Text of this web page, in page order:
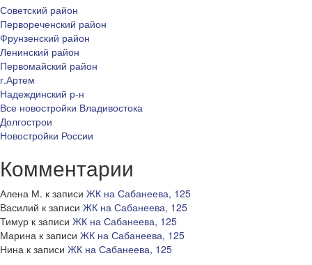
Советский район
Первореченский район
Фрунзенский район
Ленинский район
Первомайский район
г.Артем
Надеждинский р-н
Все новостройки Владивостока
Долгострои
Новостройки России
Комментарии
Алена М. к записи ЖК на Сабанеева, 125
Василий к записи ЖК на Сабанеева, 125
Тимур к записи ЖК на Сабанеева, 125
Марина к записи ЖК на Сабанеева, 125
Нина к записи ЖК на Сабанеева, 125